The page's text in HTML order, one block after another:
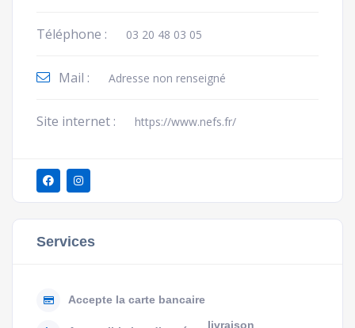
Téléphone : 03 20 48 03 05
Mail : Adresse non renseigné
Site internet : https://www.nefs.fr/
Services
Accepte la carte bancaire
livraison